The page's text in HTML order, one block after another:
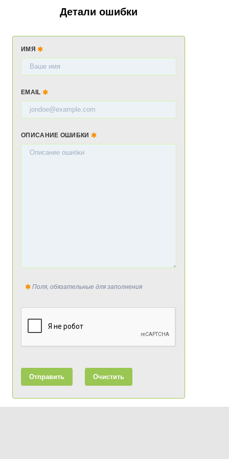
Детали ошибки
ИМЯ
EMAIL
ОПИСАНИЕ ОШИБКИ
Поля, обязательные для заполнения
Отправить Очистить